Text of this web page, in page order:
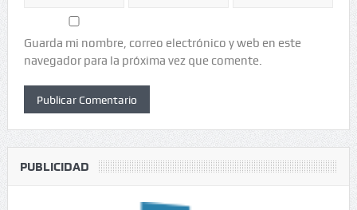
Guarda mi nombre, correo electrónico y web en este
navegador para la próxima vez que comente.
PUBLICIDAD